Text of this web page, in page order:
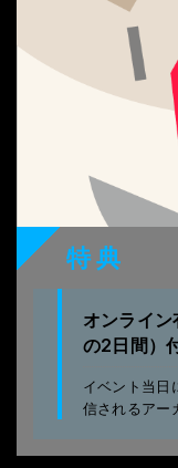
特典
オンライ
の2日間）
イベント当日
信されるアー